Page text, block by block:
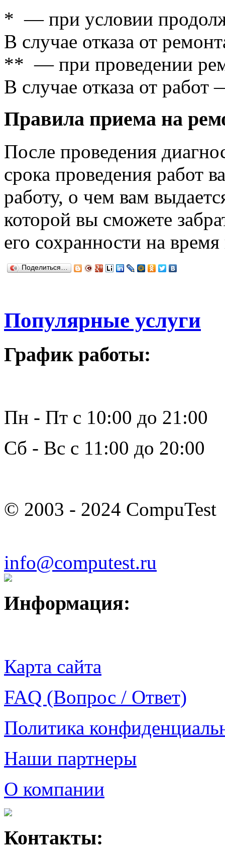
* — при условии
В случае отказа от
** — при проведении
В случае отказа от
Правила приема на
После проведения
срока проведения работ
работу, о чем вам
которой вы сможете
его сохранности на
Поделиться…
Популярные услуги
График работы:
Пн - Пт с 10:00 до 21:00
Сб - Вс с 11:00 до 20:00
© 2003 - 2024 CompuTest
info@computest.ru
Информация:
Карта сайта
FAQ (Вопрос / Ответ)
Политика
Наши партнеры
О компании
Контакты: